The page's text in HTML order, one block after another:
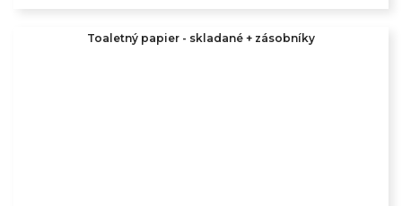
Toaletný papier - skladané + zásobníky